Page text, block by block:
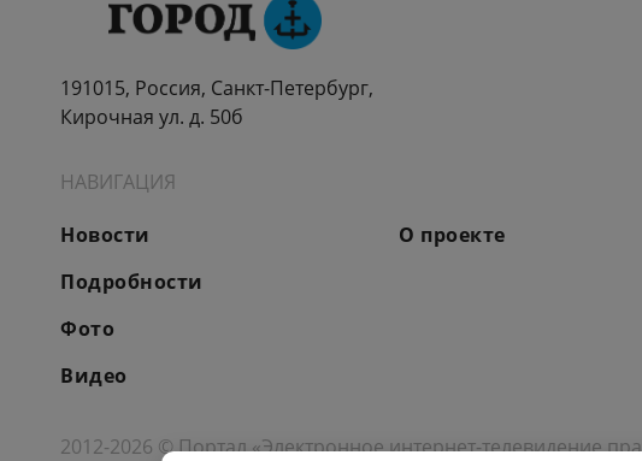
191015, Россия, Санкт-Петербург,
Кирочная ул. д. 50б
НАВИГАЦИЯ
Новости
Подробности
Фото
Видео
О проекте
2012-2026 © Портал «Электронное интернет-телевидение